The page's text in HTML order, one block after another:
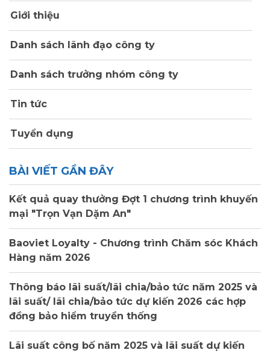
Giới thiệu
Danh sách lãnh đạo công ty
Danh sách trưởng nhóm công ty
Tin tức
Tuyển dụng
BÀI VIẾT GẦN ĐÂY
Kết quả quay thưởng Đợt 1 chương trình khuyến
mại "Trọn Vạn Dặm An"
Baoviet Loyalty - Chương trình Chăm sóc Khách
Hàng năm 2026
Thông báo lãi suất/lãi chia/bảo tức năm 2025 và
lãi suất/ lãi chia/bảo tức dự kiến 2026 các hợp
đồng bảo hiểm truyền thống
Lãi suất công bố năm 2025 và lãi suất dự kiến